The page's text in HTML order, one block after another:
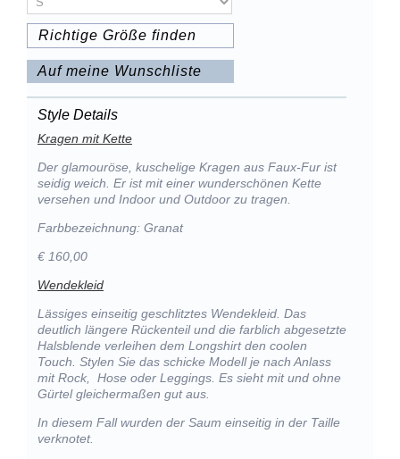
Richtige Größe finden
Auf meine Wunschliste
Style Details
Kragen mit Kette
Der glamouröse, kuschelige Kragen aus Faux-Fur ist
seidig weich. Er ist mit einer wunderschönen Kette
versehen und Indoor und Outdoor zu tragen.
Farbbezeichnung: Granat
€ 160,00
Wendekleid
Lässiges einseitig geschlitztes Wendekleid. Das
deutlich längere Rückenteil und die farblich abgesetzte
Halsblende verleihen dem Longshirt den coolen
Touch. Stylen Sie das schicke Modell je nach Anlass
mit Rock, Hose oder Leggings. Es sieht mit und ohne
Gürtel gleichermaßen gut aus.
In diesem Fall wurden der Saum einseitig in der Taille
verknotet.